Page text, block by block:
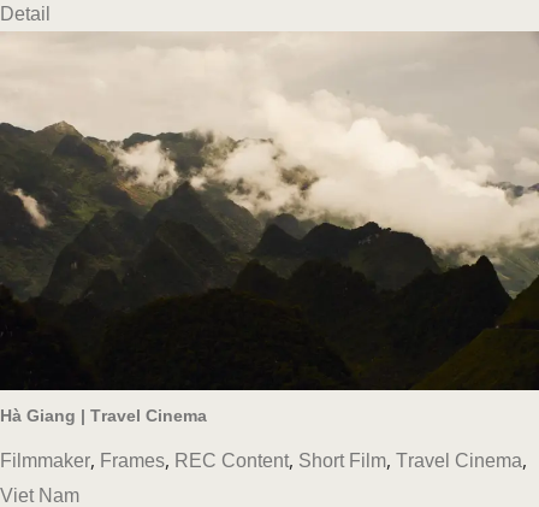
Detail
Hà Giang | Travel Cinema
Filmmaker, Frames, REC Content, Short Film, Travel Cinema,
Viet Nam